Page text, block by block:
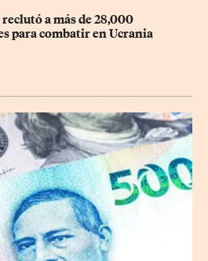
a más de 28,000
para combatir en Ucrania